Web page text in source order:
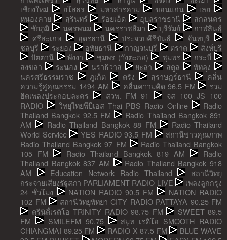
เชียงใหม่
ยโสธร มหาสารคาม ขอนแก่น
เลย
หนองคาย
สุรินทร์ ร้อยเอ็ด อุบลราชธานี
สกลนคร
ชัยภูมิ
นครพนม นครราชสีมา บุรีรัมย์
กาฬสินธุ์
ศรีสะเกษ
อุดรธานี ประจวบคีรีขันธ์
จันทบุรี
ชลบุรี
ระยอง อุทัยธานี กาญจนบุรี ตราด
สิงห์บุรี
ปัตตานี
พังงา ชุมพร (วังตะกอ) ชุมพร
กระบี่
สงขลา
ระนอง นราธิวาส ยะลา สตูล
พัทลุง
นครศรีธรรมราช
ภูเก็ต ตรัง สุราษฎร์ธานี
คลื่น
ความรู้คู่คุณธรรม 1494 AM
คลื่นความคิด 96.5 FM
รวม
ฮิตเพลงประกอบละคร
สวพ. FM 91
จส 100 JS 100
RADIO
วิทยุไทยพีบีเอส Thai PBS Radio Online
Radio
Thailand Bangkok 92.5 FM
Radio Thailand Bangkok 891
AM
Radio Thailand Bangkok 88 FM
Radio Thailand
World Service
YES RADIO 93.5 FM
สถานีข่าวคุณภาพ
Radio Thailand Bangkok 97 FM
Radio Thailand Bangkok
105 FM
Radio Thailand Bangkok 819 AM
Radio
Thailand Bangkok 837 AM
Radio Thailand Bangkok 918
AM
Education Network Radio Thailand
สถานีวิทยุ
กระจายเสียงรัฐสภา PARLIAMENT RADIO LIVE
เพลงลูกกรุง
24 ชั่วโมง
NATION RADIO 90.5 FM
NATION RADIO
102 FM
สถานีวิทยุพัทยา CITY RADIO PATTAYA 90.25 FM
ตรีนิตี้เรดิโอ TRINITY RADIO 98.75 FM
SWEET 89.5
FM
SMILEFM 90.75
สมูท เรดิโอ SMOOTH RADIO
CHIANGMAI 89.25 FM
RADIO X 87.5 FM
BLUE WAVE